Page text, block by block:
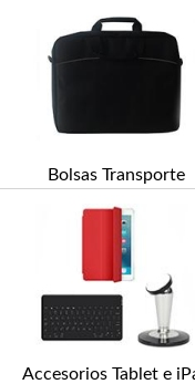
Bolsas Transporte
Accesorios Tablet e